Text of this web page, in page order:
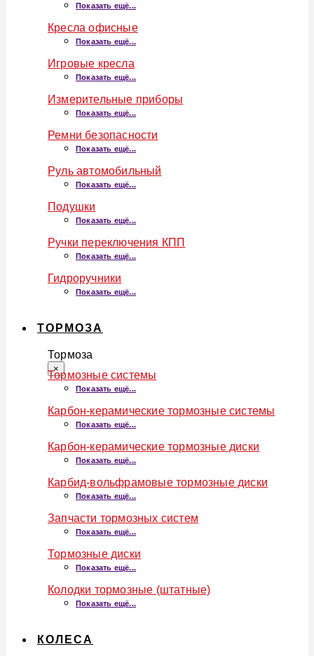
Показать ещё...
Кресла офисные
Показать ещё...
Игровые кресла
Показать ещё...
Измерительные приборы
Показать ещё...
Ремни безопасности
Показать ещё...
Руль автомобильный
Показать ещё...
Подушки
Показать ещё...
Ручки переключения КПП
Показать ещё...
Гидроручники
Показать ещё...
ТОРМОЗА
Тормоза
×
Тормозные системы
Показать ещё...
Карбон-керамические тормозные системы
Показать ещё...
Карбон-керамические тормозные диски
Показать ещё...
Карбид-вольфрамовые тормозные диски
Показать ещё...
Запчасти тормозных систем
Показать ещё...
Тормозные диски
Показать ещё...
Колодки тормозные (штатные)
Показать ещё...
КОЛЕСА